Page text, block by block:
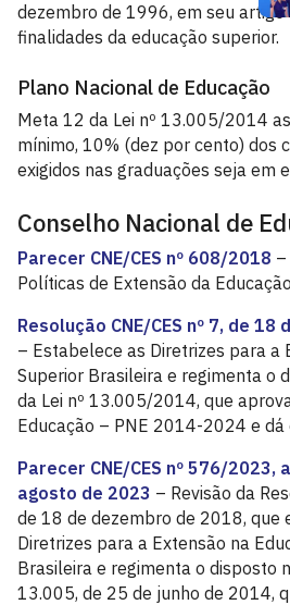
dezembro de 1996, em seu
finalidades da educação superior.
Plano Nacional de Educação
Meta 12 da Lei nº 13.005/2014
mínimo, 10% (dez por cento) dos
exigidos nas graduações seja em
Conselho Nacional de
Parecer CNE/CES nº 608/2018
Políticas de Extensão da
Resolução CNE/CES nº 7, de
– Estabelece as Diretrizes para a
Superior Brasileira e regimenta o
da Lei nº 13.005/2014, que
Educação – PNE 2014-2024 e
Parecer CNE/CES nº 576/2023,
agosto de 2023 – Revisão da
de 18 de dezembro de 2018, que
Diretrizes para a Extensão na
Brasileira e regimenta o disposto
13.005, de 25 de junho de 2014,